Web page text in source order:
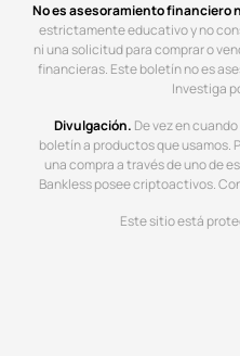
No es asesoramiento financiero
estrictamente educativo y no
ni una solicitud para comprar o
financieras. Este boletín no es
Investiga
Divulgación. De vez en
boletín a productos que usamos.
una compra a través de uno de
Bankless posee criptoactivos.
Este sitio está